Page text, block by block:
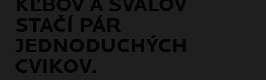
STAČÍ PÁR
JEDNODUCHÝCH
CVIKOV.